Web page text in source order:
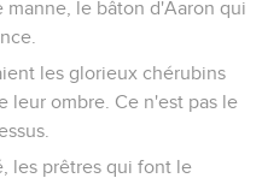
le bâton d'Aaron qui
les glorieux chérubins
leur ombre. Ce n'est pas le
les prêtres qui font le